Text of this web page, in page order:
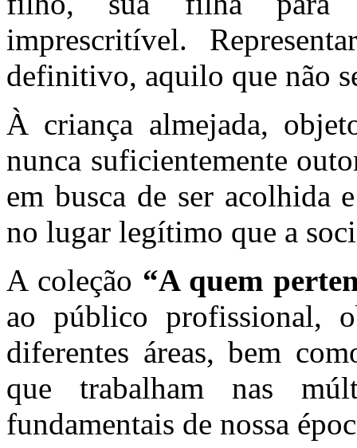
imprescritível.
definitivo, aquilo que não
À criança almejada,
nunca suficientemente
em busca de ser acolhida
no lugar legítimo que a
A coleção “A quem
ao público profissional,
diferentes áreas, bem
que trabalham nas
fundamentais de nossa